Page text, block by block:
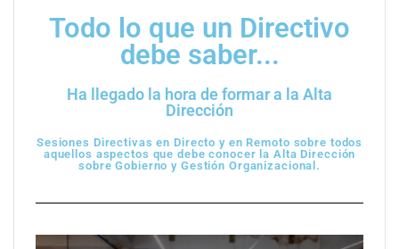
Todo lo que un Directivo
debe saber...
Ha llegado la hora de formar a la Alta
Dirección
Sesiones Directivas en Directo y en Remoto sobre todos
aquellos aspectos que debe conocer la Alta Dirección
sobre Gobierno y Gestión Organizacional.